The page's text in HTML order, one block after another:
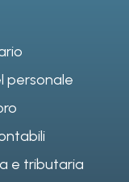
personale
e tributaria